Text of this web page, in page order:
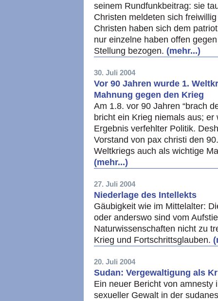
seinem Rundfunkbeitrag: sie
Christen meldeten sich
Christen haben sich dem
nur einzelne haben offen
Stellung bezogen. (mehr...)
30. Juli 2004
Vor 90 Jahren wurde 1.
Mahnung gegen den Krieg
Am 1.8. vor 90 Jahren “brach
bricht ein Krieg niemals aus;
Ergebnis verfehlter Politik.
Vorstand von pax christi den
Weltkriegs auch als wichtige
(mehr...)
27. Juli 2004
Niederlage des Intellekts
Gäubigkeit wie im Mittelalter:
oder anderswo sind vom
Naturwissenschaften nicht zu
Krieg und Fortschrittsglauben.
20. Juli 2004
Sudan: Vergewaltigung als
Ein neuer Bericht von amnesty
sexueller Gewalt in der